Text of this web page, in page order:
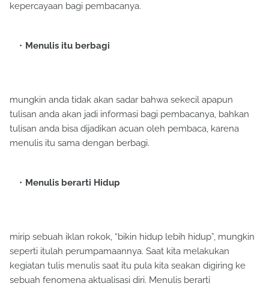
kepercayaan bagi pembacanya.
Menulis itu berbagi
mungkin anda tidak akan sadar bahwa sekecil apapun
tulisan anda akan jadi informasi bagi pembacanya, bahkan
tulisan anda bisa dijadikan acuan oleh pembaca, karena
menulis itu sama dengan berbagi.
Menulis berarti Hidup
mirip sebuah iklan rokok, “bikin hidup lebih hidup”, mungkin
seperti itulah perumpamaannya. Saat kita melakukan
kegiatan tulis menulis saat itu pula kita seakan digiring ke
sebuah fenomena aktualisasi diri. Menulis berarti